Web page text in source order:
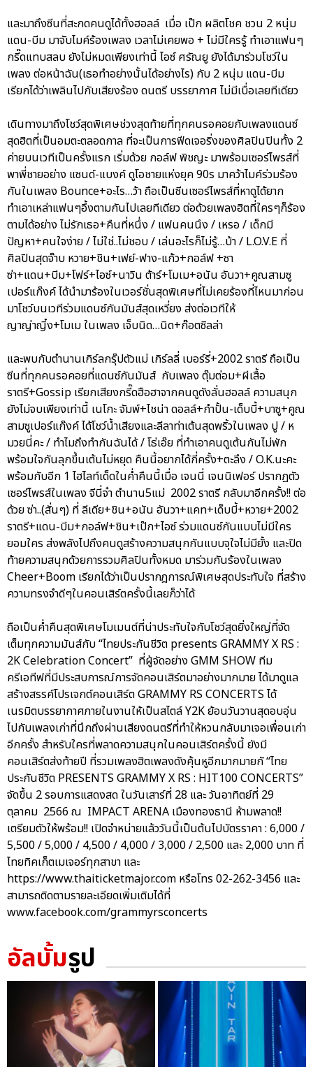
และมาถึงซีนที่สะกดคนดูได้ทั้งฮอลล์ เมื่อ เป๊ก ผลิตโชค ชวน 2 หนุ่ม
แดน-บีม มาจับไมค์ร้องเพลง เวลาไม่เคยพอ + ไม่มีใครรู้ ทำเอาแฟนๆ
กรี๊ดแทบสลบ ยังไม่หมดเพียงเท่านี้ ไอซ์ ศรัณยู ยังได้มาร่วมโชว์ใน
เพลง ต่อหน้าฉัน(เธอทำอย่างนั้นได้อย่างไร) กับ 2 หนุ่ม แดน-บีม
เรียกได้ว่าเพลินไปกับเสียงร้อง ดนตรี บรรยากาศ ไม่มีเบื่อเลยทีเดียว
เดินทางมาถึงโชว์สุดพิเศษช่วงสุดท้ายที่ทุกคนรอคอยกับเพลงแดนซ์
สุดฮิตที่เป็นอมตะตลอดกาล ที่จะเป็นการฟีดเจอริ่งของศิลปินปินทั้ง 2
ค่ายบนเวทีเป็นครั้งแรก เริ่มด้วย กอล์ฟ พิชญะ มาพร้อมเซอร์ไพรส์ที่
พาพี่ชายอย่าง แซนด์-แบงค์ ดูโอชายแห่งยุค 90s มาคว้าไมค์ร่วมร้อง
กันในเพลง Bounce+อะไร…ว้า ถือเป็นซีนเซอร์ไพรส์ที่หาดูได้ยาก
ทำเอาเหล่าแฟนๆอึ้งตามกันไปเลยทีเดียว ต่อด้วยเพลงฮิตที่ใครๆก็ร้อง
ตามได้อย่าง ไม่รักเธอ+คืนที่หนึ่ง / แฟนคนนึง / เหรอ / เด็กมี
ปัญหา+คนใจง่าย / ไม่ใช่..ไม่ชอบ / เล่นอะไรก็ไม่รู้…บ้า / L.O.V.E ที่
ศิลปินสุดจ๊าบ หวาย+ชิน+เฟย์-ฟาง-แก้ว+กอล์ฟ +ซา
ซ่า+แดน+บีม+โฟร์+ไอซ์+นาวิน ต้าร์+โมเม+อนัน อันวา+คูณสามซู
เปอร์แก๊งค์ ได้นำมาร้องในเวอร์ชั่นสุดพิเศษที่ไม่เคยร้องที่ไหนมาก่อน
มาโชว์บนเวทีร่วมแดนซ์กันมันส์สุดเหวี่ยง ส่งต่อเวทีให้
ญาญ่าญิ๋ง+โมเม ในเพลง เจ็บนิด…นิด+ก๊อตซิลล่า
และพบกับตำนานเกิร์ลกรุ๊ปตัวแม่ เกิร์ลลี่ เบอร์รี่+2002 ราตรี ถือเป็น
ซีนที่ทุกคนรอคอยที่แดนซ์กันมันส์ กับเพลง ตุ๊มต่อม+ผีเสื้อ
ราตรี+Gossip เรียกเสียงกรี๊ดฮือฮาจากคนดูดังลั่นฮอลล์ ความสนุก
ยังไม่จบเพียงเท่านี้ เนโกะ จัมพ์+ไชน่า ดอลล์+กำปั้น-เด็บบี้+บาซู+คูณ
สามซูเปอร์แก๊งค์ ได้โชว์น้ำเสียงและลีลาท่าเต้นสุดพริ้วในเพลง ปู / ห
มวยนี่คะ / ทำไมถึงทำกันฉันได้ / โธ่เอ๊ย ที่ทำเอาคนดูเต้นกันไม่พัก
พร้อมใจกันลุกขึ้นเต้นไม่หยุด คืนนี้อยากได้กี่ครั้ง+ตะลึง / O.K.นะคะ
พร้อมกับอีก 1 ไฮไลท์เด็ดในค่ำคืนนี้เมื่อ เจนนี่ เจนนิเฟอร์ ปรากฏตัว
เซอร์ไพรส์ในเพลง จีนี่จ๋า ตำนาน5แม่ 2002 ราตรี กลับมาอีกครั้ง!! ต่อ
ด้วย ซ่า..(สั่นๆ) ที่ ลีเดีย+ชิน+อนัน อันวา+แคท+เด็บบี้+หวาย+2002
ราตรี+แดน-บีม+กอล์ฟ+ชิน+เป๊ก+ไอซ์ ร่วมแดนซ์กันแบบไม่มีใคร
ยอมใคร ส่งพลังไปถึงคนดูสร้างความสนุกกันแบบจุใจไม่มียั้ง และปิด
ท้ายความสนุกด้วยการรวมศิลปินทั้งหมด มาร่วมกันร้องในเพลง
Cheer+Boom เรียกได้ว่าเป็นปรากฎการณ์พิเศษสุดประทับใจ ที่สร้าง
ความทรงจำดีๆในคอนเสิร์ตครั้งนี้เลยก็ว่าได้
ถือเป็นค่ำคืนสุดพิเศษโมเมนต์ที่น่าประทับใจกับโชว์สุดยิ่งใหญ่ที่จัด
เต็มทุกความมันส์กับ “ไทยประกันชีวิต presents GRAMMY X RS :
2K Celebration Concert” ที่ผู้จัดอย่าง GMM SHOW ทีม
ครีเอทีฟที่มีประสบการณ์การจัดคอนเสิร์ตมาอย่างมากมาย ได้มาดูแล
สร้างสรรค์โปรเจกต์คอนเสิร์ต GRAMMY RS CONCERTS ได้
เนรมิตบรรยากาศภายในงานให้เป็นสไตล์ Y2K ย้อนวันวานสุดอบอุ่น
ไปกับเพลงเก่าที่นึกถึงผ่านเสียงดนตรีที่ทำให้หวนกลับมาเจอเพื่อนเก่า
อีกครั้ง สำหรับใครที่พลาดความสนุกในคอนเสิร์ตครั้งนี้ ยังมี
คอนเสิร์ตส่งท้ายปี ที่รวมเพลงฮิตเพลงดังคุ้นหูอีกมากมายกั “ไทย
ประกันชีวิต PRESENTS GRAMMY X RS : HIT100 CONCERTS”
จัดขึ้น 2 รอบการแสดงสด ในวันเสาร์ที่ 28 และ วันอาทิตย์ที่ 29
ตุลาคม 2566 ณ IMPACT ARENA เมืองทองธานี ห้ามพลาด!!
เตรียมตัวให้พร้อม!! เปิดจำหน่ายแล้ววันนี้เป็นต้นไปบัตรราคา : 6,000 /
5,500 / 5,000 / 4,500 / 4,000 / 3,000 / 2,500 และ 2,000 บาท ที่
ไทยทิคเก็ตเมเจอร์ทุกสาขา และ
https://www.thaiticketmajor.com หรือโทร 02-262-3456 และ
สามารถติดตามรายละเอียดเพิ่มเติมได้ที่
www.facebook.com/grammyrsconcerts
อัลบั้มรูป